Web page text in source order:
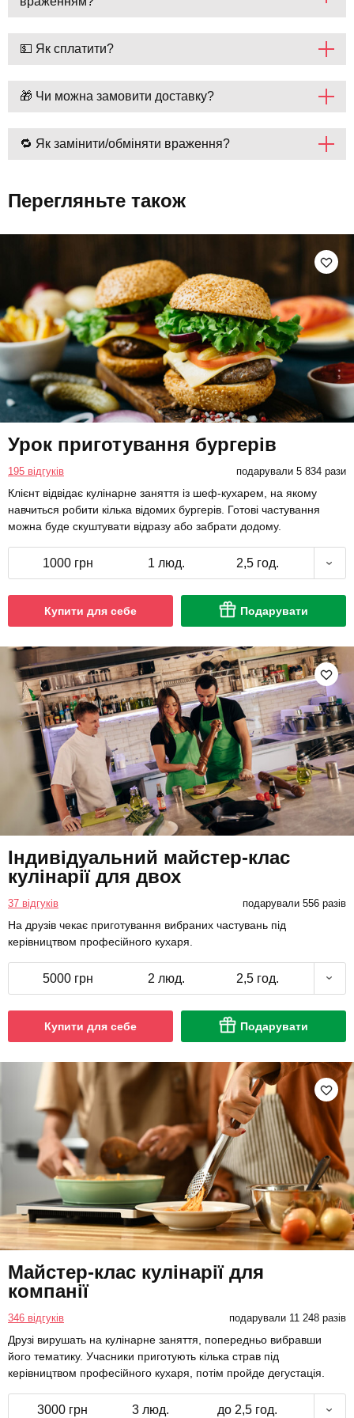
💵 Як сплатити?
🎁 Чи можна замовити доставку?
🔁 Як замінити/обміняти враження?
Перегляньте також
Урок приготування бургерів
195 відгуків подарували 5 834 рази
Клієнт відвідає кулінарне заняття із шеф-кухарем, на якому
навчиться робити кілька відомих бургерів. Готові частування
можна буде скуштувати відразу або забрати додому.
1000 грн 1 люд. 2,5 год.
Купити для себе Подарувати
Індивідуальний майстер-клас
кулінарії для двох
37 відгуків подарували 556 разів
На друзів чекає приготування вибраних частувань під
керівництвом професійного кухаря.
5000 грн 2 люд. 2,5 год.
Купити для себе Подарувати
Майстер-клас кулінарії для
компанії
346 відгуків подарували 11 248 разів
Друзі вирушать на кулінарне заняття, попередньо вибравши
його тематику. Учасники приготують кілька страв під
керівництвом професійного кухаря, потім пройде дегустація.
3000 грн 3 люд. до 2,5 год.